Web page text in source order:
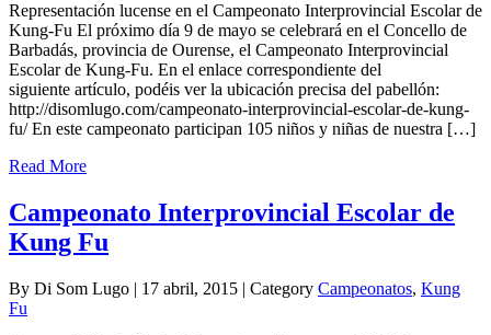
Representación lucense en el Campeonato Interprovincial Escolar de
Kung-Fu El próximo día 9 de mayo se celebrará en el Concello de
Barbadás, provincia de Ourense, el Campeonato Interprovincial
Escolar de Kung-Fu. En el enlace correspondiente del
siguiente artículo, podéis ver la ubicación precisa del pabellón:
http://disomlugo.com/campeonato-interprovincial-escolar-de-kung-
fu/ En este campeonato participan 105 niños y niñas de nuestra […]
Read More
Campeonato Interprovincial Escolar de
Kung Fu
By Di Som Lugo | 17 abril, 2015 | Category Campeonatos, Kung
Fu